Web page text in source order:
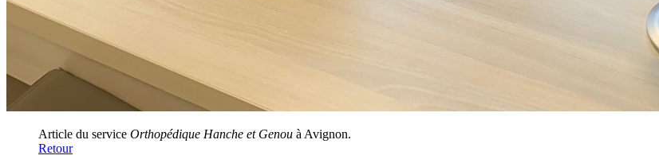
Article du service Orthopédique Hanche et Genou à Avignon.
Retour